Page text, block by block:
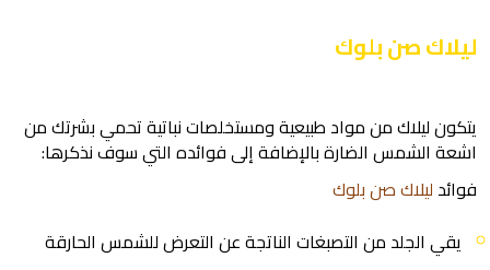
ليلاك صن بلوك
يتكون ليلاك من مواد طبيعية ومستخلصات نباتية تحمي بشرتك من
اشعة الشمس الضارة بالإضافة إلى فوائده التي سوف نذكرها:
فوائد ليلاك صن بلوك
يقي الجلد من التصبغات الناتجة عن التعرض للشمس الحارقة